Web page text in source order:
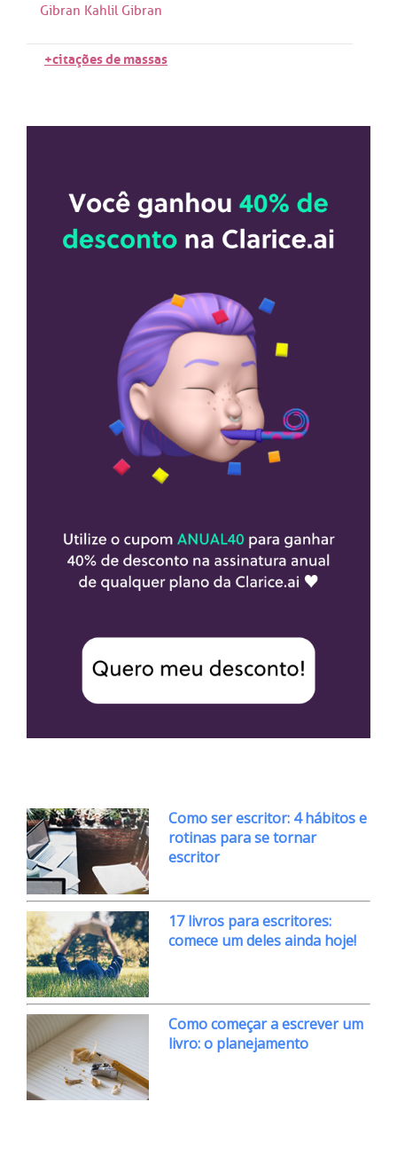
Gibran Kahlil Gibran
+citações de massas
Como ser escritor: 4 hábitos e
rotinas para se tornar
escritor
17 livros para escritores:
comece um deles ainda hoje!
Como começar a escrever um
livro: o planejamento